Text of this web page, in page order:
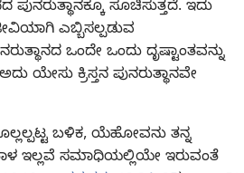
ಪುನರುತ್ಥಾನಕ್ಕೂ ಸೂಚಿಸುತ್ತದೆ. ಇದು
ಎಬ್ಬಿಸಲ್ಪಡುವ
ಒಂದೇ ಒಂದು ದೃಷ್ಟಾಂತವನ್ನು
ಯೇಸು ಕ್ರಿಸ್ತನ ಪುನರುತ್ಥಾನವೇ
ಬಳಿಕ, ಯೆಹೋವನು ತನ್ನ
ಇಲ್ಲವೆ ಸಮಾಧಿಯಲ್ಲಿಯೇ ಇರುವಂತೆ